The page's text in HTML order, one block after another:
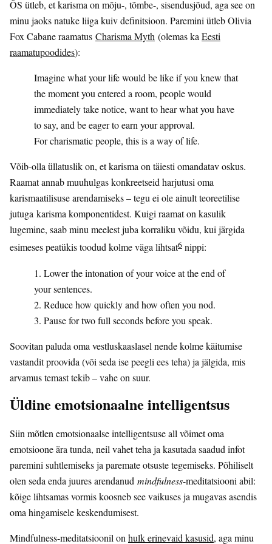
ÕS ütleb, et karisma on mõju-, tõmbe-, sisendusjõud, aga see on
minu jaoks natuke liiga kuiv definitsioon. Paremini ütleb Olivia
Fox Cabane raamatus Charisma Myth (olemas kaEesti
raamatupoodides):
Imagine what your life would be like if you knew that
the moment you entered a room, people would
immediately take notice, want to hear what you have
to say, and be eager to earn your approval.
For charismatic people, this is a way of life.
Võib-olla üllatuslik on, et karisma on täiesti omandatav oskus.
Raamat annab muuhulgas konkreetseid harjutusi oma
karismaatilisuse arendamiseks – tegu ei ole ainult teoreetilise
jutuga karisma komponentidest. Kuigi raamat on kasulik
lugemine, saab minu meelest juba korraliku võidu, kui järgida
esimeses peatükis toodud kolme väga lihtsat6 nippi:
1. Lower the intonation of your voice at the end of
your sentences.
2. Reduce how quickly and how often you nod.
3. Pause for two full seconds before you speak.
Soovitan paluda oma vestluskaaslasel nende kolme käitumise
vastandit proovida (või seda ise peegli ees teha) ja jälgida, mis
arvamus temast tekib – vahe on suur.
Üldine emotsionaalne intelligentsus
Siin mõtlen emotsionaalse intelligentsuse all võimet oma
emotsioone ära tunda, neil vahet teha ja kasutada saadud infot
paremini suhtlemiseks ja paremate otsuste tegemiseks. Põhiliselt
olen seda enda juures arendanud mindfulness-meditatsiooni abil:
kõige lihtsamas vormis koosneb see vaikuses ja mugavas asendis
oma hingamisele keskendumisest.
Mindfulness-meditatsioonil on hulk erinevaid kasusid, aga minu